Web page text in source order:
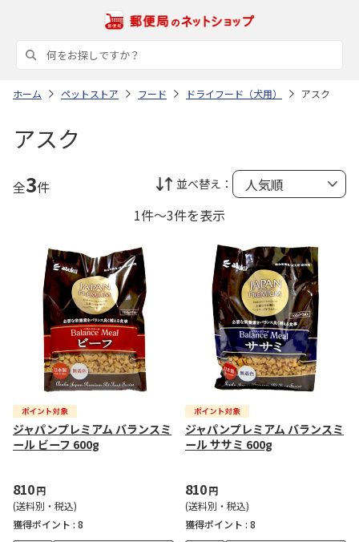
ホーム ペットストア フード ドライフード（犬用） アスク
アスク
全3件 並べ替え：
1件～3件を表示
ジャパンプレミアム バランスミ
ール ビーフ 600g
810円
(送料別・税込)
獲得ポイント : 8
ジャパンプレミアム バランスミ
ール ササミ 600g
810円
(送料別・税込)
獲得ポイント : 8